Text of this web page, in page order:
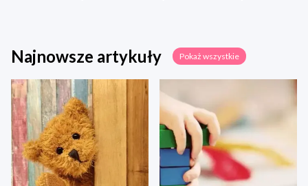
Najnowsze artykuły Pokaż wszystkie